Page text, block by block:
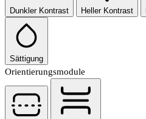
Dunkler Kontrast Heller Kontrast
Sättigung
Orientierungsmodule